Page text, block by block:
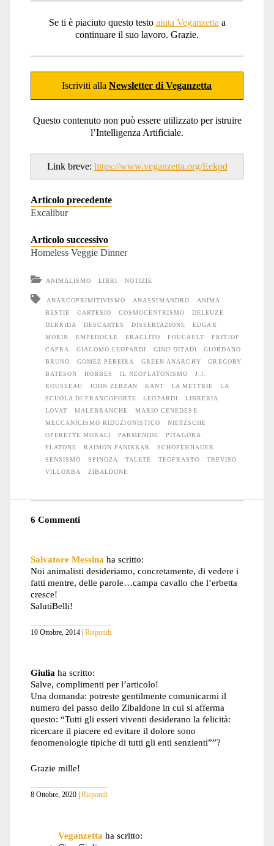
Se ti è piaciuto questo testo aiuta Veganzetta a
continuare il suo lavoro. Grazie.
Iscriviti allaNewsletter di Veganzetta
Questo contenuto non può essere utilizzato per istruire
l’Intelligenza Artificiale.
Link breve: https://www.veganzetta.org/Eekpd
Articolo precedente
Excalibur
Articolo successivo
Homeless Veggie Dinner
ANIMALISMO LIBRI NOTIZIE
ANARCOPRIMITIVISMO ANASSIMANDRO
ANIMA
BESTIE
CARTESIO COSMOCENTRISMO
DELEUZE
DERRIDA
DESCARTES DISSERTAZIONE
EDGAR
MORIN
EMPEDOCLE ERACLITO FOUCAULT
FRITJOF
CAPRA
GIACOMO LEOPARDI GINO DITADI
GIORDANO
BRUNO
GOMEZ PEREIRA GREEN ANARCHY
GREGORY
BATESON
HOBBES IL NEOPLATONISMO
J.J.
ROUSSEAU
JOHN ZERZAN KANT LA METTRIE
LA
SCUOLA DI FRANCOFORTE
LEOPARDI
LIBRERIA
LOVAT
MALEBRANCHE
MARIO CENEDESE
MECCANICISMO RIDUZIONISTICO
NIETZSCHE
OPERETTE MORALI
PARMENIDE
PITAGORA
PLATONE
RAIMON PANIKKAR
SCHOPENHAUER
SENSISMO
SPINOZA TALETE TEOFRASTO
TREVISO
VILLORBA
ZIBALDONE
6 Commenti
Salvatore Messina ha scritto:
Noi animalisti desideriamo, concretamente, di vedere i
fatti mentre, delle parole…campa cavallo che l’erbetta
cresce!
SalutiBelli!
10 Ottobre, 2014 Rispondi
Giulia ha scritto:
Salve, complimenti per l’articolo!
Una domanda: potreste gentilmente comunicarmi il
numero del passo dello Zibaldone in cui si afferma
questo: “Tutti gli esseri viventi desiderano la felicità:
ricercare il piacere ed evitare il dolore sono
fenomenologie tipiche di tutti gli enti senzienti””?
Grazie mille!
8 Ottobre, 2020 Rispondi
Veganzetta ha scritto: